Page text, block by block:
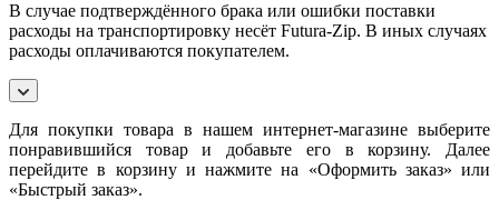
В случае подтверждённого брака или ошибки поставки
расходы на транспортировку несёт Futura-Zip. В иных случаях
расходы оплачиваются покупателем.
Для покупки товара в нашем интернет-магазине выберите
понравившийся товар и добавьте его в корзину. Далее
перейдите в корзину и нажмите на «Оформить заказ» или
«Быстрый заказ».